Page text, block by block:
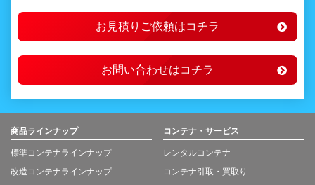
お見積りご依頼はコチラ
お問い合わせはコチラ
商品ラインナップ
標準コンテナラインナップ
改造コンテナラインナップ
コンテナ・サービス
レンタルコンテナ
コンテナ引取・買取り